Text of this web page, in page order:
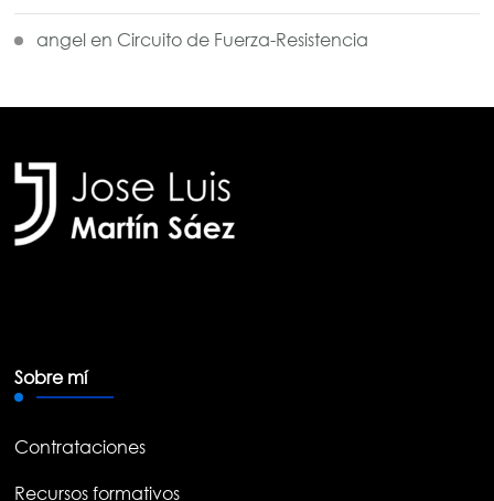
angel en Circuito de Fuerza-Resistencia
Sobre mí
Contrataciones
Recursos formativos